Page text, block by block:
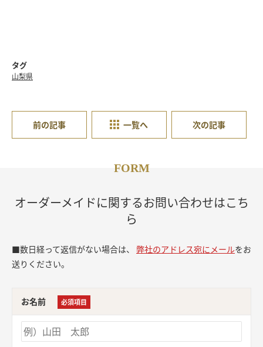
タグ
山梨県
前の記事 一覧へ 次の記事
FORM
オーダーメイドに関するお問い合わせはこち
ら
■数日経って返信がない場合は、 弊社のアドレス宛にメールをお
送りください。
お名前 必須項目